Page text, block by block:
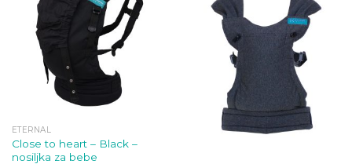
ETERNAL
Close to heart – Black –
nosiljka za bebe